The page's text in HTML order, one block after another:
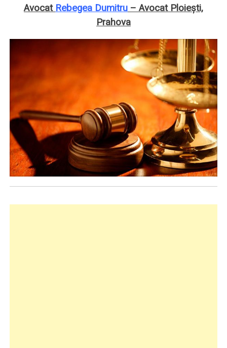
Avocat Rebegea Dumitru – Avocat Ploieşti,
Prahova